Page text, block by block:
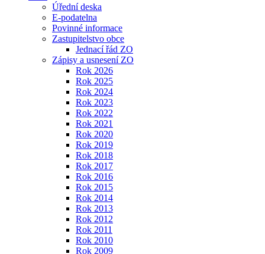
Úřední deska
E-podatelna
Povinné informace
Zastupitelstvo obce
Jednací řád ZO
Zápisy a usnesení ZO
Rok 2026
Rok 2025
Rok 2024
Rok 2023
Rok 2022
Rok 2021
Rok 2020
Rok 2019
Rok 2018
Rok 2017
Rok 2016
Rok 2015
Rok 2014
Rok 2013
Rok 2012
Rok 2011
Rok 2010
Rok 2009